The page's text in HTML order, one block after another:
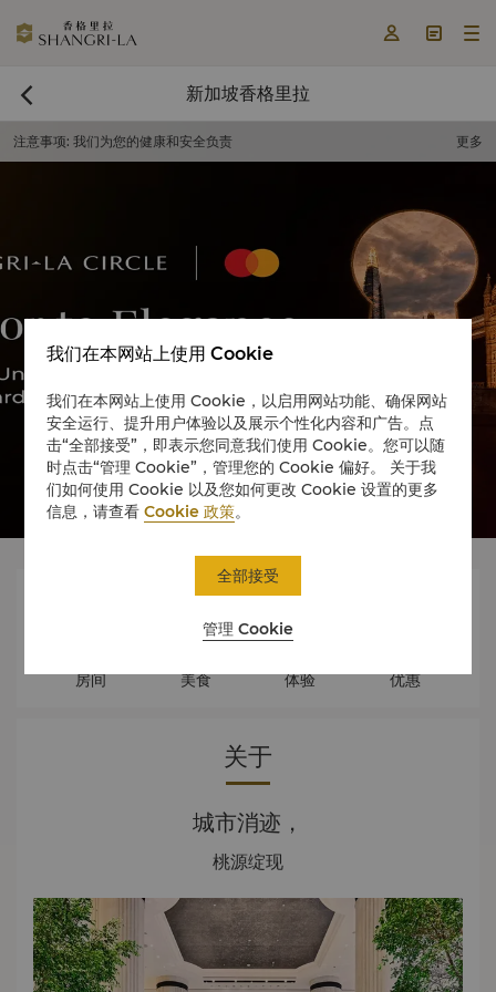
  
 新加坡香格里拉
注意事项: 我们为您的健康和安全负责 更多
房间

美食

体验 优惠
关于
城市消迹，
桃源绽现
我们在本网站上使用 Cookie
我们在本网站上使用 Cookie，以启用网站功能、确保网站
安全运行、提升用户体验以及展示个性化内容和广告。点
击“全部接受”，即表示您同意我们使用 Cookie。您可以随
时点击“管理 Cookie”，管理您的 Cookie 偏好。 关于我
们如何使用 Cookie 以及您如何更改 Cookie 设置的更多
信息，请查看Cookie 政策。
管理 Cookie
全部接受